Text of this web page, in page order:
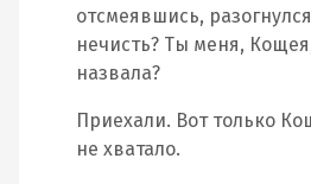
отсмеявшись,
нечисть? Ты меня,
назвала?
Приехали. Вот только
не хватало.